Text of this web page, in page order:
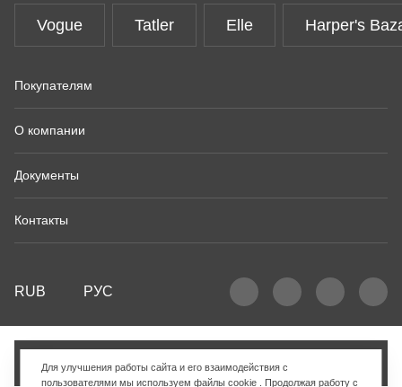
Добавить в корзину
Vogue Tatler Elle Harper's
Покупателям
О компании
Документы
Контакты
RUB РУС
Для улучшения работы сайта и его взаимодействия с
пользователями мы используемфайлы cookie . Продолжая работу с